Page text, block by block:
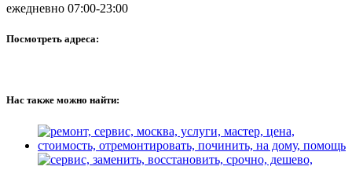
ежедневно 07:00-23:00
Посмотреть адреса:
Нас также можно найти: